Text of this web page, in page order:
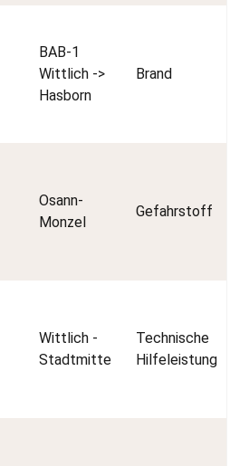
BAB-1
Wittlich ->
Hasborn
Brand
Osann-
Monzel
Gefahrstoff
Wittlich -
Stadtmitte
Technische
Hilfeleistung